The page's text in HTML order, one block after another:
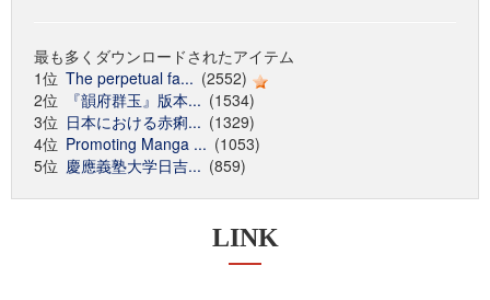
最も多くダウンロードされたアイテム
1位 The perpetual fa... (2552)
2位
『韻府群玉』版本... (1534)
3位 日本における赤痢... (1329)
4位 Promoting Manga ... (1053)
5位 慶應義塾大学日吉... (859)
LINK